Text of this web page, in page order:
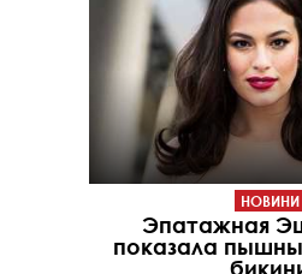
НОВИНИ
Эпатажная
показала